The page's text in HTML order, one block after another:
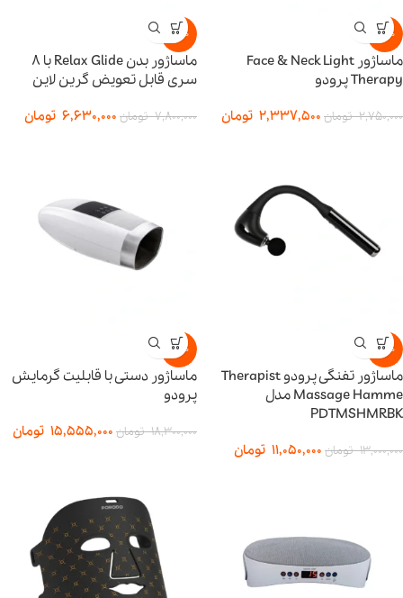
-15%
ماساژور Face & Neck Light
Therapy پرودو
2,750,000 تومان 2,337,500 تومان
-15%
ماساژور بدن Relax Glide با ۸
سری قابل تعویض گرین لاین
7,800,000 تومان 6,630,000 تومان
-15%
ماساژور تفنگی پرودو Therapist
Massage Hamme مدل
PDTMSHMRBK
13,000,000 تومان 11,050,000 تومان
-15%
ماساژور دستی با قابلیت گرمایش
پرودو
18,300,000 تومان 15,555,000 تومان